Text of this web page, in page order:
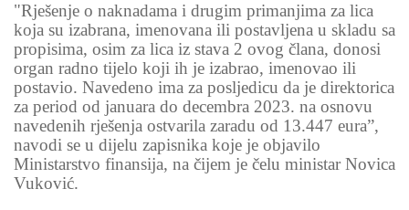
"Rješenje o naknadama i drugim primanjima za lica
koja su izabrana, imenovana ili postavljena u skladu sa
propisima, osim za lica iz stava 2 ovog člana, donosi
organ radno tijelo koji ih je izabrao, imenovao ili
postavio. Navedeno ima za posljedicu da je direktorica
za period od januara do decembra 2023. na osnovu
navedenih rješenja ostvarila zaradu od 13.447 eura”,
navodi se u dijelu zapisnika koje je objavilo
Ministarstvo finansija, na čijem je čelu ministar Novica
Vuković.